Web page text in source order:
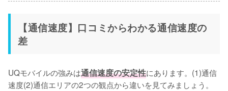
【通信速度】口コミからわかる通信速度の
差
UQモバイルの強みは通信速度の安定性にあります。(1)通信
速度(2)通信エリアの2つの観点から違いを見てみましょう。